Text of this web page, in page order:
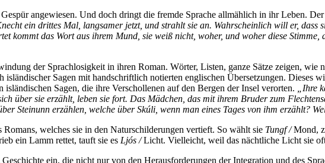
an­ge­wie­sen. Und doch dringt die frem­de Spra­che all­mäh­lich in ihr Le­ben.
ein drit­tes Mal, lang­sa­mer jetzt, und strahlt sie an. Wahr­schein­lich will er, dass
kommt das Wort aus ih­rem Mund, sie weiß nicht, wo­her, und wo­her die­se
der Sprach­lo­sig­keit in ih­ren Ro­man. Wör­ter, Lis­ten, gan­ze Sät­ze zei­gen, wie
Sa­gen mit hand­schrift­lich no­tier­ten eng­li­schen Über­set­zun­gen. Die­ses
Sa­gen, die ih­re Ver­schol­le­nen auf den Ber­gen der In­sel ver­or­ten.
„Ih­re
über sie er­zählt, le­ben sie fort. Das Mäd­chen, das mit ih­rem Bru­der zum
Stein­unn er­zäh­len, wel­che über Skú­li, wenn man ei­nes Ta­ges von ihm er­zählt?
wel­ches sie in den Na­tur­schil­de­run­gen ver­tieft. So wählt sie Tungf /Mond,
ein Lamm ret­tet, tauft sie es Ljós /Licht. Viel­leicht, weil das nächt­li­che Licht sie
ein, die nicht nur von den Her­aus­for­de­run­gen der In­te­gra­ti­on und des